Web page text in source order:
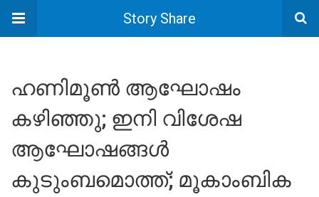
Story Share
ഹണിമൂൺ ആഘോഷം
കഴിഞ്ഞു; ഇനി വിശേഷ
ആഘോഷങ്ങൾ
കുടുംബമൊത്ത്; മൂകാംബിക